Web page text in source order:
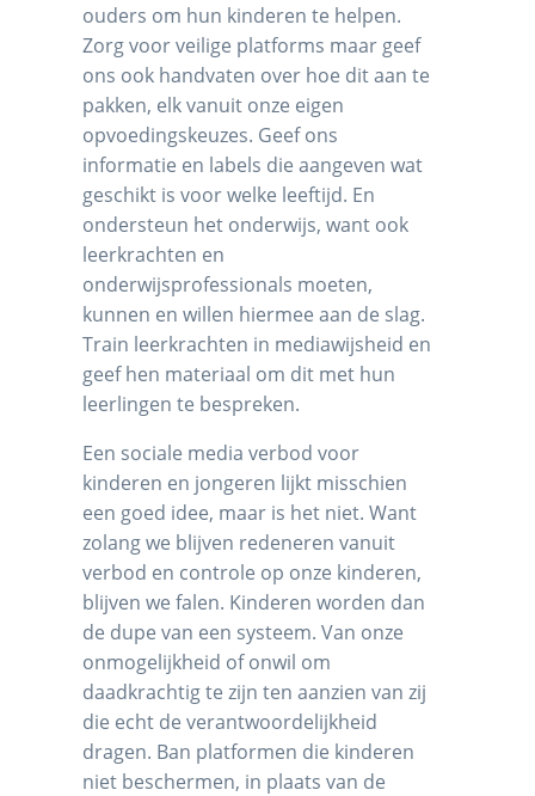
ouders om hun kinderen te helpen.
Zorg voor veilige platforms maar geef
ons ook handvaten over hoe dit aan te
pakken, elk vanuit onze eigen
opvoedingskeuzes. Geef ons
informatie en labels die aangeven wat
geschikt is voor welke leeftijd. En
ondersteun het onderwijs, want ook
leerkrachten en
onderwijsprofessionals moeten,
kunnen en willen hiermee aan de slag.
Train leerkrachten in mediawijsheid en
geef hen materiaal om dit met hun
leerlingen te bespreken.
Een sociale media verbod voor
kinderen en jongeren lijkt misschien
een goed idee, maar is het niet. Want
zolang we blijven redeneren vanuit
verbod en controle op onze kinderen,
blijven we falen. Kinderen worden dan
de dupe van een systeem. Van onze
onmogelijkheid of onwil om
daadkrachtig te zijn ten aanzien van zij
die echt de verantwoordelijkheid
dragen. Ban platformen die kinderen
niet beschermen, in plaats van de